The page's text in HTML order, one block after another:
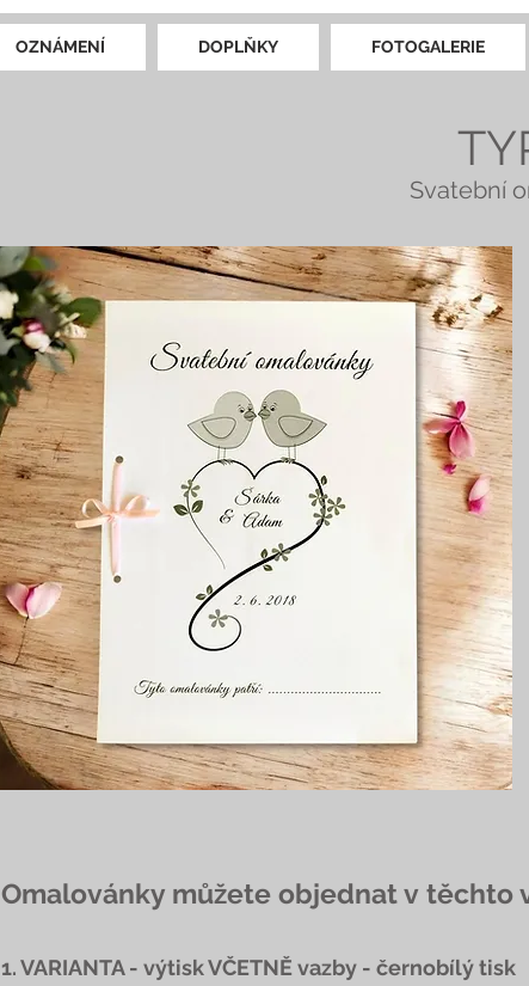
OZNÁMENÍ DOPLŇKY FOTOGALERIE
Svatební
Omalovánky můžete objednat v těchto
1. VARIANTA - výtisk VČETNĚ vazby - černobílý tisk